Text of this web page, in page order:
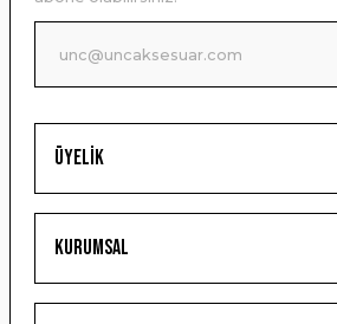
Ürün fiyatı diğer sitelerden daha pahalı.
Bu ürüne benzer farklı alternatifler olmalı.
Gönder
Üyelik
Kurumsal